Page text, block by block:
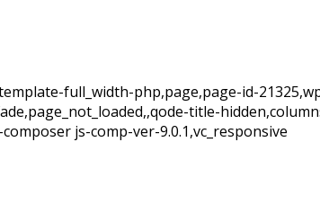
full_width-php,page,page-id-
title-
js-comp-ver-9.0.1,vc_responsive